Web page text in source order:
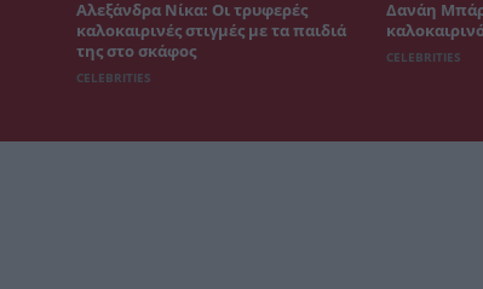
Αλεξάνδρα Νίκα: Οι τρυφερές
καλοκαιρινές στιγμές με τα παιδιά
της στο σκάφος
CELEBRITIES
Δανάη
CELEBRITIES